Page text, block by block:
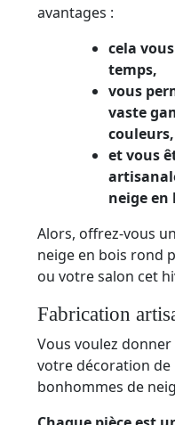
avantages :
cela
temps,
vous
vaste
couleurs,
et vous
neige en
Alors, offrez-vous
neige en bois rond
ou votre salon cet
Fabrication
Vous voulez
votre décoration de
bonhommes de